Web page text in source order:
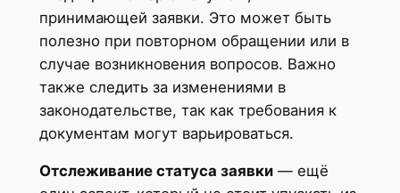
принимающей заявки. Это может быть
полезно при повторном обращении или в
случае возникновения вопросов. Важно
также следить за изменениями в
законодательстве, так как требования к
документам могут варьироваться.
Отслеживание статуса заявки— ещё